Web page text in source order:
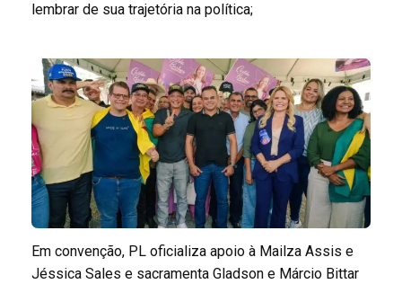
lembrar de sua trajetória na política;
Em convenção, PL oficializa apoio à Mailza Assis e
Jéssica Sales e sacramenta Gladson e Márcio Bittar